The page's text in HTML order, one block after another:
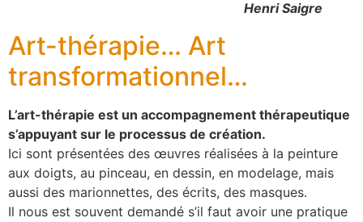
Henri Saigre
Art-thérapie… Art
transformationnel…
L’art-thérapie est un accompagnement thérapeutique
s’appuyant sur le processus de création.
Ici sont présentées des œuvres réalisées à la peinture
aux doigts, au pinceau, en dessin, en modelage, mais
aussi des marionnettes, des écrits, des masques.
Il nous est souvent demandé s’il faut avoir une pratique